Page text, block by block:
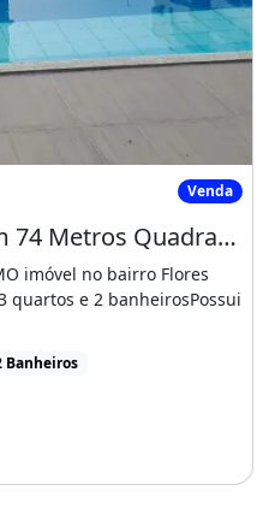
74 Metros Quadrados
Venda
Imóvel para Venda com 74 Metros Quadrados com 3 Quartos em Flores - Manaus - Am
imóvel no bairro Flores
quartos e 2 banheirosPossui
Banheiros